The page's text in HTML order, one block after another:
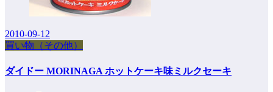
2010-09-12
買い物（その他）
ダイドー MORINAGA ホットケーキ味ミルクセーキ